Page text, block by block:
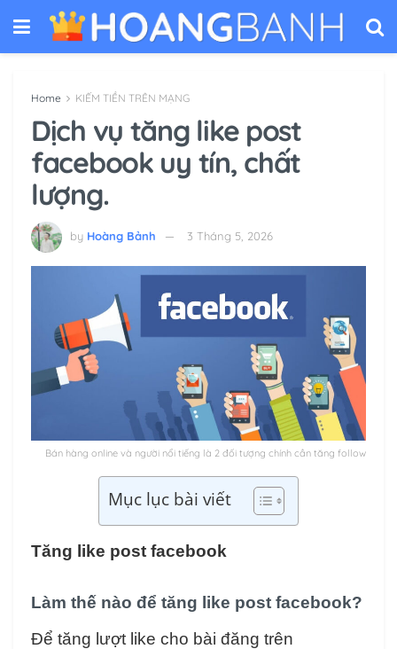
Home KIẾM TIỀN TRÊN MẠNG
Dịch vụ tăng like post
facebook uy tín, chất
lượng.
by Hoàng Bảnh 3 Tháng 5, 2026
Bán hàng online và người nổi tiếng là 2 đối tượng chính cần tăng follow
Mục lục bài viết
Tăng like post facebook
Làm thế nào để tăng like post facebook?
Để tăng lượt like cho bài đăng trên